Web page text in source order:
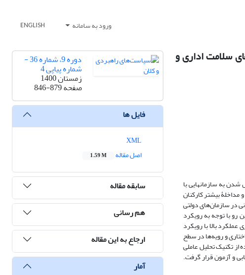
ورود به سامانه ENGLISH
سلامت اداری و
به سازمان‏هایی با
مداخلۀ بیشتر کارکنان
در سازمان‌های دولتی
با توجه به رویکرد
الگوی نظری عملکرد بالا با رویکرد
در سطح ساختاری و رویه‌ها در سطح
گام دوم، با استفاده از تکنیک تحلیل عاملی
و آزمون قرار گرفت.
دوره 9، شماره 36 -
شماره پیاپی 4
زمستان 1400
صفحه846-879
فایل ها
اصل مقاله
1.59 M
سابقه مقاله
هم رسانی
ارجاع به این مقاله
آمار